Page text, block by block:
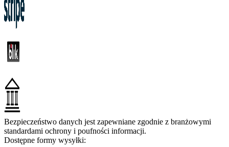
Bezpieczeństwo danych jest zapewniane zgodnie z branżowymi
standardami ochrony i poufności informacji.
Dostępne formy wysyłki: